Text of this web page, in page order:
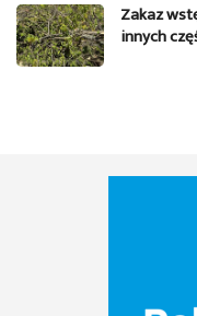
Zakaz
innych